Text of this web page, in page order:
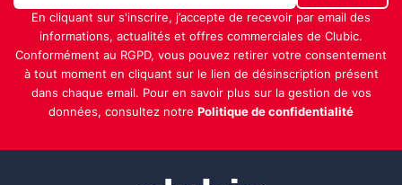
En cliquant sur s'inscrire, j’accepte de recevoir par email des
informations, actualités et offres commerciales de Clubic.
Conformément au RGPD, vous pouvez retirer votre consentement
à tout moment en cliquant sur le lien de désinscription présent
dans chaque email. Pour en savoir plus sur la gestion de vos
données, consultez notre Politique de confidentialité